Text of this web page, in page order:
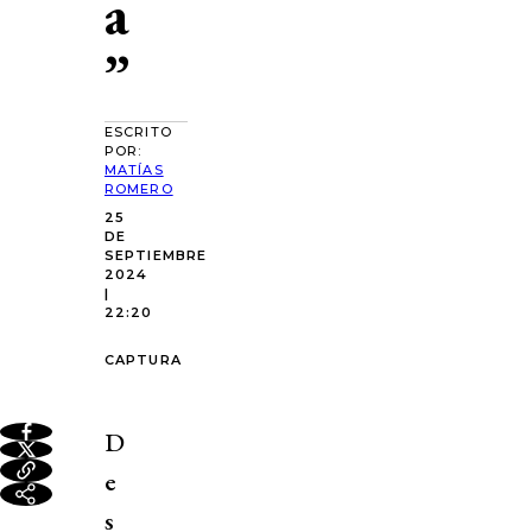
”
ESCRITO
POR:
MATÍAS
ROMERO
25
DE
SEPTIEMBRE
2024
|
22:20
CAPTURA
D
e
s